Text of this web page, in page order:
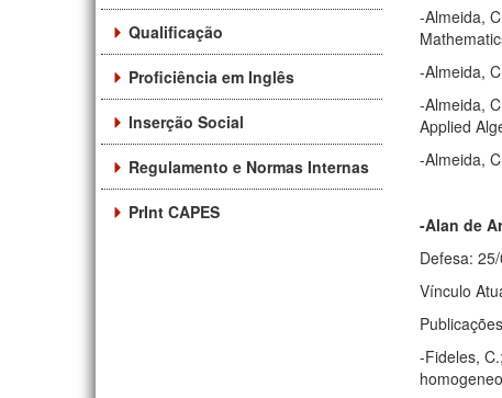
Qualificação
Proficiência em Inglês
Inserção Social
Regulamento e Normas Internas
PrInt CAPES
-Almeida,
-Almeida,
-Almeida,
Applied
-Almeida,
-Alan de
Defesa:
Vínculo
-Fideles,